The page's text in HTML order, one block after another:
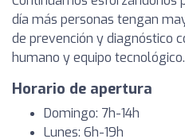
día más personas tengan
de prevención y diagnóstico
humano y equipo tecnológico.
Horario de apertura
Domingo: 7h-14h
Lunes: 6h-19h